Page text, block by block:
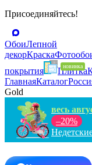
Присоединяйтесь!
ОбоиЛепной
декорКраска
покрытия
Плитка
ГлавнаяКаталог
Gold
весь
–20%